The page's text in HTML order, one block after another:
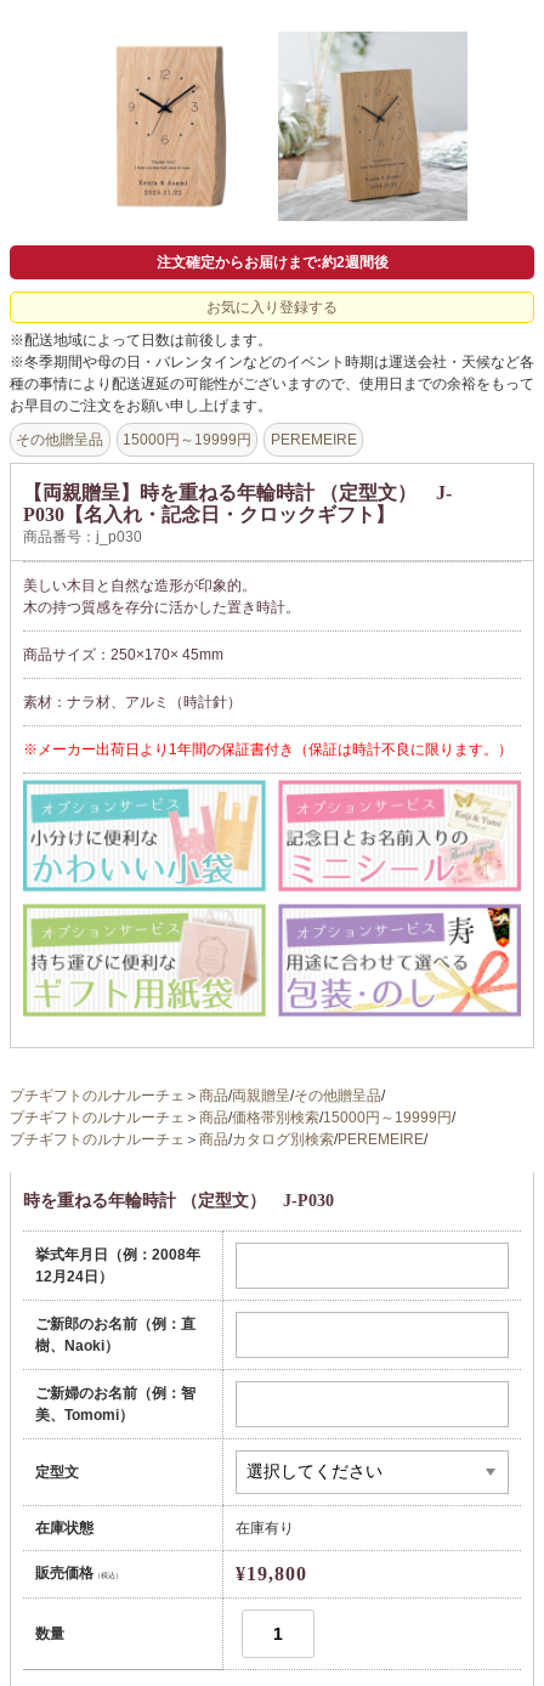
よくあるご質問
ドメイン指定受信について
無料サンプル・資料請求
注文確定からお届けまで:約2週間後
お気に入り登録する
※配送地域によって日数は前後します。
※冬季期間や母の日・バレンタインなどのイベント時期は運送会社・天候など各
種の事情により配送遅延の可能性がございますので、使用日までの余裕をもって
お早目のご注文をお願い申し上げます。
その他贈呈品 15000円～19999円 PEREMEIRE
【両親贈呈】時を重ねる年輪時計 （定型文） J-
P030【名入れ・記念日・クロックギフト】
商品番号：j_p030
美しい木目と自然な造形が印象的。
木の持つ質感を存分に活かした置き時計。
商品サイズ：250×170× 45mm
素材：ナラ材、アルミ（時計針）
※メーカー出荷日より1年間の保証書付き（保証は時計不良に限ります。）
プチギフトのルナルーチェ ＞ 商品/両親贈呈/その他贈呈品/
プチギフトのルナルーチェ ＞ 商品/価格帯別検索/15000円～19999円/
プチギフトのルナルーチェ ＞ 商品/カタログ別検索/PEREMEIRE/
時を重ねる年輪時計 （定型文） J-P030
挙式年月日（例：2008年
12月24日）
ご新郎のお名前（例：直
樹、Naoki）
ご新婦のお名前（例：智
美、Tomomi）
定型文
在庫状態 在庫有り
販売価格（税込） ¥19,800
数量